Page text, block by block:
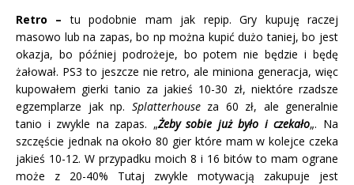
Retro – tu podobnie mam jak repip. Gry kupuję raczej
masowo lub na zapas, bo np można kupić dużo taniej, bo jest
okazja, bo później podrożeje, bo potem nie będzie i będę
żałował. PS3 to jeszcze nie retro, ale miniona generacja, więc
kupowałem gierki tanio za jakieś 10-30 zł, niektóre rzadsze
egzemplarze jak np. Splatterhouseza 60 zł, ale generalnie
tanio i zwykle na zapas. „Żeby sobie już było i czekało„. Na
szczęście jednak na około 80 gier które mam w kolejce czeka
jakieś 10-12. W przypadku moich 8 i 16 bitów to mam ograne
może z 20-40% Tutaj zwykle motywacją zakupuje jest